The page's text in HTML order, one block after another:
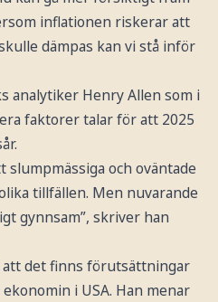
inflationen riskerar att
dämpas kan vi stå inför
analytiker Henry Allen som i
faktorer talar för att 2025
slumpmässiga och oväntade
tillfällen. Men nuvarande
gynnsam”, skriver han
att det finns förutsättningar
i USA. Han menar